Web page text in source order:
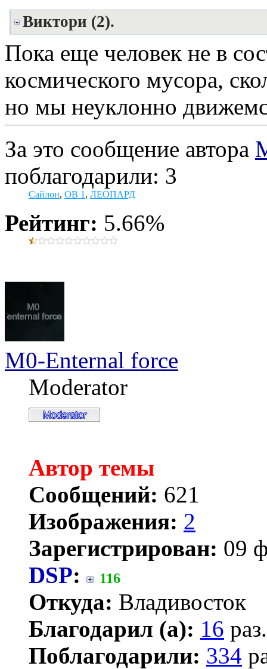
Виктори (2).
Пока еще человек не в
космического мусора,
но мы неуклонно
За это сообщение автора
поблагодарили: 3
Сайлон, OB 1 , ЛЕОПАРД
Рейтинг: 5.66%
M0-Enternal force
Moderator
Автор темы
Сообщений: 621
Изображения: 2
Зарегистрирован: 09
DSP: 116
Откуда: Владивосток
Благодарил (а): 16 раз.
Поблагодарили: 334